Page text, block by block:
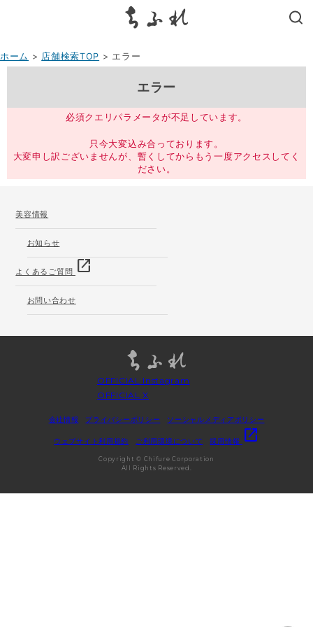
ホーム > 店舗検索TOP > エラー
エラー
必須クエリパラメータが不足しています。
只今大変込み合っております。
大変申し訳ございませんが、暫くしてからもう一度アクセスしてく
ださい。
美容情報
お知らせ
よくあるご質問 open_in_new
お問い合わせ
OFFICIAL Instagram
OFFICIAL X
会社情報 プライバシーポリシー ソーシャルメディアポリシー
ウェブサイト利用規約 ご利用環境について 採用情報 open_in_new
Copyright © Chifure Corporation
All Rights Reserved.